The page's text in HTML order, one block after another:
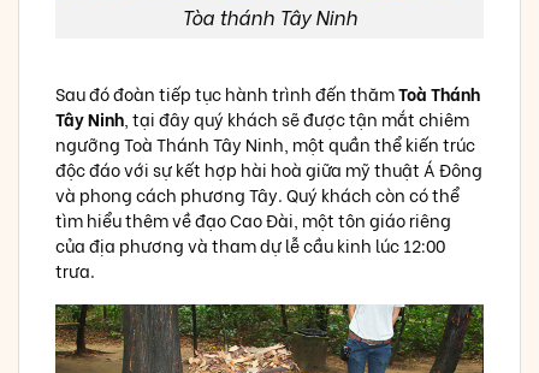
Tòa thánh Tây Ninh
Sau đó đoàn tiếp tục hành trình đến thămToà Thánh
Tây Ninh , tại đây quý khách sẽ được tận mắt chiêm
ngưỡng Toà Thánh Tây Ninh, một quần thể kiến trúc
độc đáo với sự kết hợp hài hoà giữa mỹ thuật Á Đông
và phong cách phương Tây. Quý khách còn có thể
tìm hiểu thêm về đạo Cao Đài, một tôn giáo riêng
của địa phương và tham dự lễ cầu kinh lúc 12:00
trưa.